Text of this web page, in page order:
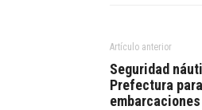
Artículo anterior
Seguridad
Prefectura